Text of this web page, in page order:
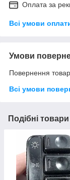
Оплата за
Всі умови
Умови
Повернення
Всі умови
Подібні